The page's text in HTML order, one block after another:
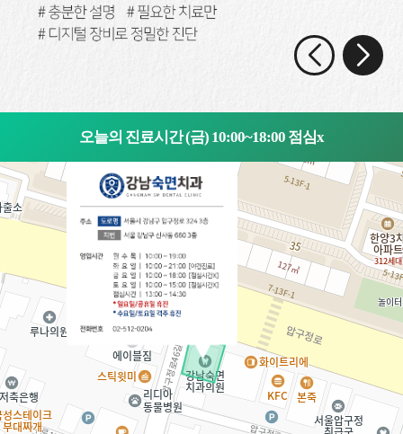
오늘의 진료시간 (금) 10:00~18:00 점심x